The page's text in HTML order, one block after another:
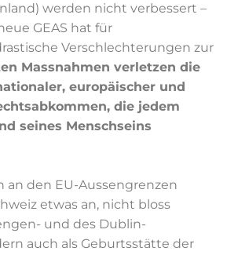
werden nicht verbessert –
GEAS hat für
Verschlechterungen zur
Massnahmen verletzen die
europäischer und
die jedem
seines Menschseins
an den EU-Aussengrenzen
etwas an, nicht bloss
und des Dublin-
auch als Geburtsstätte der